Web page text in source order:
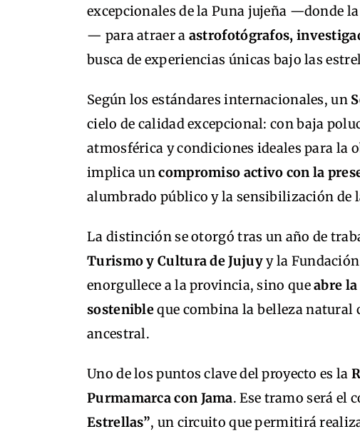
excepcionales de la Puna jujeña —donde
— para atraer a astrofotógrafos,
busca de experiencias únicas bajo las
Según los estándares internacionales, un
cielo de calidad excepcional: con baja
atmosférica y condiciones ideales para la
implica uncompromiso activo con la
alumbrado público y la sensibilización de
La distinción se otorgó tras un año de
Turismo y Cultura de Jujuyy la
enorgullece a la provincia, sino queabre
sostenibleque combina la belleza
ancestral.
Uno de los puntos clave del proyecto es la
Purmamarca con Jama. Ese tramo será el
Estrellas”, un circuito que permitirá